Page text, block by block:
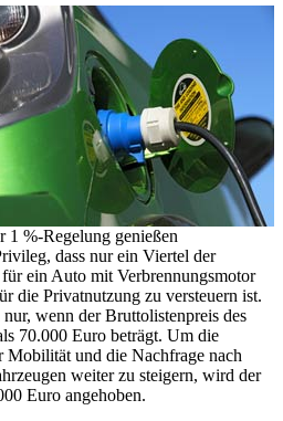
1 %-Regelung genießen
dass nur ein Viertel der
ein Auto mit Verbrennungsmotor
die Privatnutzung zu versteuern ist.
wenn der Bruttolistenpreis des
70.000 Euro beträgt. Um die
Mobilität und die Nachfrage nach
weiter zu steigern, wird der
Euro angehoben.